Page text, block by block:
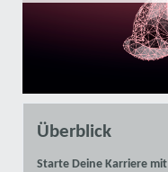
Überblick
Starte Deine Karriere